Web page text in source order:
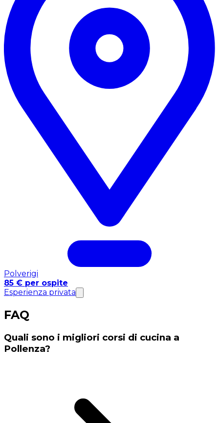
Polverigi
85 € per ospite
Esperienza privata
FAQ
Quali sono i migliori corsi di cucina a
Pollenza?